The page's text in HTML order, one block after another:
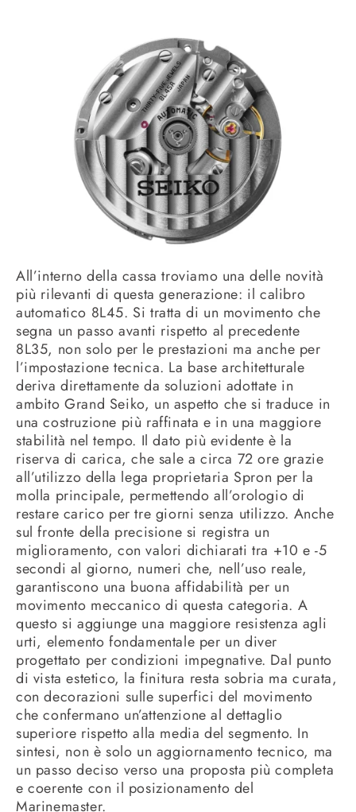
All’interno della cassa troviamo una delle novità
più rilevanti di questa generazione: il calibro
automatico 8L45. Si tratta di un movimento che
segna un passo avanti rispetto al precedente
8L35, non solo per le prestazioni ma anche per
l’impostazione tecnica. La base architetturale
deriva direttamente da soluzioni adottate in
ambito Grand Seiko, un aspetto che si traduce in
una costruzione più raffinata e in una maggiore
stabilità nel tempo. Il dato più evidente è la
riserva di carica, che sale a circa 72 ore grazie
all’utilizzo della lega proprietaria Spron per la
molla principale, permettendo all’orologio di
restare carico per tre giorni senza utilizzo. Anche
sul fronte della precisione si registra un
miglioramento, con valori dichiarati tra +10 e -5
secondi al giorno, numeri che, nell’uso reale,
garantiscono una buona affidabilità per un
movimento meccanico di questa categoria. A
questo si aggiunge una maggiore resistenza agli
urti, elemento fondamentale per un diver
progettato per condizioni impegnative. Dal punto
di vista estetico, la finitura resta sobria ma curata,
con decorazioni sulle superfici del movimento
che confermano un’attenzione al dettaglio
superiore rispetto alla media del segmento. In
sintesi, non è solo un aggiornamento tecnico, ma
un passo deciso verso una proposta più completa
e coerente con il posizionamento del
Marinemaster.